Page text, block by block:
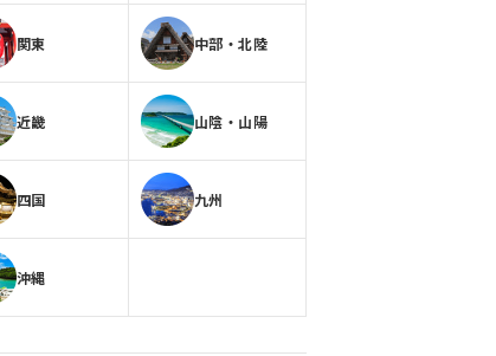
関東 中部・北陸
近畿 山陰・山陽
四国 九州
沖縄